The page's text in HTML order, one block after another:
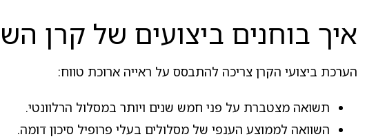
איך בוחנים ביצועים של קרן
הערכת ביצועי הקרן צריכה להתבסס על ראייה ארוכת טווח:
תשואה מצטברת על פני חמש שנים ויותר במסלול הרלוונטי.
השוואה לממוצע הענפי של מסלולים בעלי פרופיל סיכון דומה.